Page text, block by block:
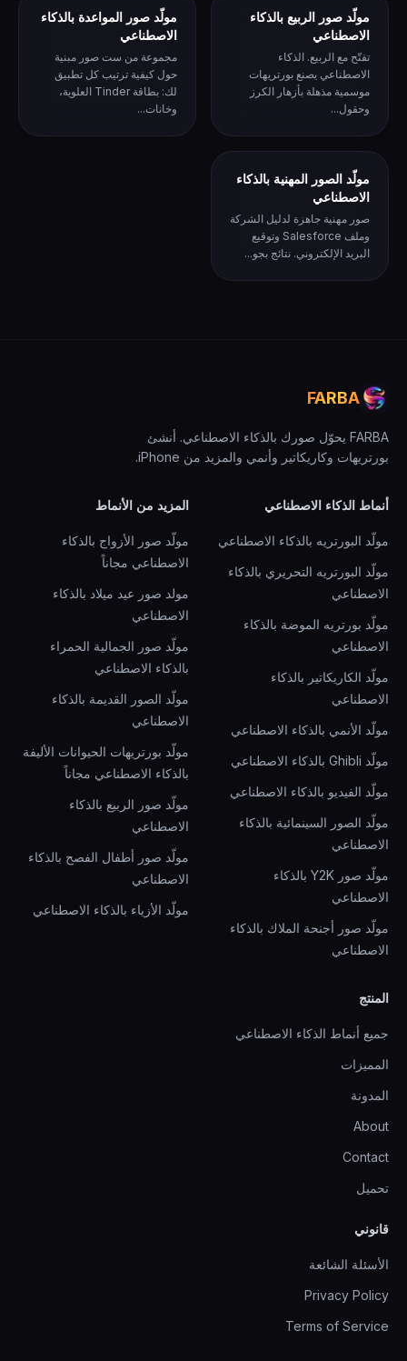
مولّد صور الربيع بالذكاء
الاصطناعي
تفتّح مع الربيع. الذكاء
الاصطناعي يصنع بورتريهات
موسمية مذهلة بأزهار الكرز
وحقول...
مولّد صور المواعدة بالذكاء
الاصطناعي
مجموعة من ست صور مبنية
حول كيفية ترتيب كل تطبيق
لك: بطاقة Tinder العلوية،
وخانات...
مولّد الصور المهنية بالذكاء
الاصطناعي
صور مهنية جاهزة لدليل الشركة
وملف Salesforce وتوقيع
البريد الإلكتروني. نتائج بجو...
FARBA
FARBA يحوّل صورك بالذكاء الاصطناعي. أنشئ
بورتريهات وكاريكاتير وأنمي والمزيد من iPhone.
أنماط الذكاء الاصطناعي
مولّد البورتريه بالذكاء الاصطناعي
مولّد البورتريه التحريري بالذكاء
الاصطناعي
مولّد بورتريه الموضة بالذكاء
الاصطناعي
مولّد الكاريكاتير بالذكاء
الاصطناعي
مولّد الأنمي بالذكاء الاصطناعي
مولّد Ghibli بالذكاء الاصطناعي
مولّد الفيديو بالذكاء الاصطناعي
مولّد الصور السينمائية بالذكاء
الاصطناعي
مولّد صور Y2K بالذكاء
الاصطناعي
مولّد صور أجنحة الملاك بالذكاء
الاصطناعي
المزيد من الأنماط
مولّد صور الأزواج بالذكاء
الاصطناعي مجاناً
مولد صور عيد ميلاد بالذكاء
الاصطناعي
مولّد صور الجمالية الحمراء
بالذكاء الاصطناعي
مولّد الصور القديمة بالذكاء
الاصطناعي
مولّد بورتريهات الحيوانات الأليفة
بالذكاء الاصطناعي مجاناً
مولّد صور الربيع بالذكاء
الاصطناعي
مولّد صور أطفال الفصح بالذكاء
الاصطناعي
مولّد الأزياء بالذكاء الاصطناعي
المنتج
جميع أنماط الذكاء الاصطناعي
المميزات
المدونة
About
Contact
تحميل
قانوني
الأسئلة الشائعة
Privacy Policy
Terms of Service